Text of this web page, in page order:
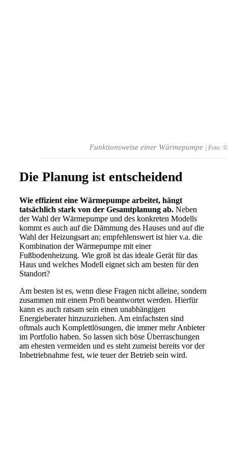
Funktionsweise einer Wärmepumpe | Foto:
Die Planung ist entscheidend
Wie effizient eine Wärmepumpe arbeitet, hängt
tatsächlich stark von der Gesamtplanung ab. Neben
der Wahl der Wärmepumpe und des konkreten Modells
kommt es auch auf die Dämmung des Hauses und auf die
Wahl der Heizungsart an; empfehlenswert ist hier v.a. die
Kombination der Wärmepumpe mit einer
Fußbodenheizung. Wie groß ist das ideale Gerät für das
Haus und welches Modell eignet sich am besten für den
Standort?
Am besten ist es, wenn diese Fragen nicht alleine, sondern
zusammen mit einem Profi beantwortet werden. Hierfür
kann es auch ratsam sein einen unabhängigen
Energieberater hinzuzuziehen. Am einfachsten sind
oftmals auch Komplettlösungen, die immer mehr Anbieter
im Portfolio haben. So lassen sich böse Überraschungen
am ehesten vermeiden und es steht zumeist bereits vor der
Inbetriebnahme fest, wie teuer der Betrieb sein wird.